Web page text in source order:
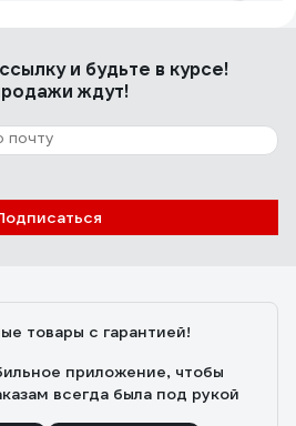
очень качественное
эксплуатации расскажу в
и будьте в курсе!
ждут!
товары с гарантией!
приложение, чтобы
всегда была под рукой